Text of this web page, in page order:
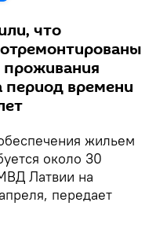
что
период времени
жильем
около 30
Латвии на
передает